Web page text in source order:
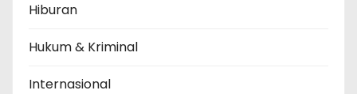
Hiburan
Hukum & Kriminal
Internasional